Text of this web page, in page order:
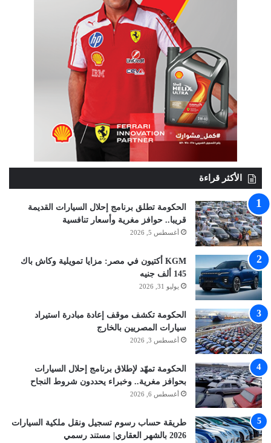
الأكثر قراءة
الحكومة تطلق برنامج إحلال السيارات القديمة
قريبا.. حوافز مغرية وأسعار تنافسية
أغسطس 5, 2026
KGM أكتيون في مصر: مزايا تمويلية وكاش باك
145 ألف جنيه
يوليو 31, 2026
الحكومة تكشف موقف إعادة مبادرة استيراد
سيارات المصريين بالخارج
أغسطس 3, 2026
الحكومة تمهّد لإطلاق برنامج إحلال السيارات
بحوافز مغرية.. وخبراء يحددون شروط النجاح
أغسطس 6, 2026
طريقة حساب رسوم تسجيل ونقل ملكية السيارات
2026 بالشهر العقاري| مستند رسمي